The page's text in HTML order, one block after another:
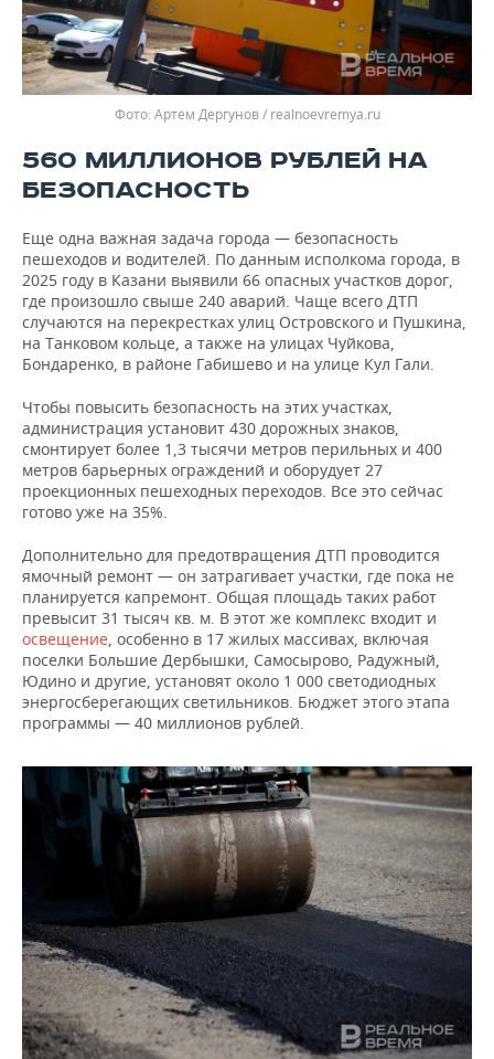
Артем Дергунов / realnoevremya.ru
560 МИЛЛИОНОВ РУБЛЕЙ НА
БЕЗОПАСНОСТЬ
Еще одна важная задача города — безопасность
пешеходов и водителей. По данным исполкома города, в
2025 году в Казани выявили 66 опасных участков дорог,
где произошло свыше 240 аварий. Чаще всего ДТП
случаются на перекрестках улиц Островского и Пушкина,
на Танковом кольце, а также на улицах Чуйкова,
Бондаренко, в районе Габишево и на улице Кул Гали.
Чтобы повысить безопасность на этих участках,
администрация установит 430 дорожных знаков,
смонтирует более 1,3 тысячи метров перильных и 400
метров барьерных ограждений и оборудует 27
проекционных пешеходных переходов. Все это сейчас
готово уже на 35%.
Дополнительно для предотвращения ДТП проводится
ямочный ремонт — он затрагивает участки, где пока не
планируется капремонт. Общая площадь таких работ
превысит 31 тысяч кв. м. В этот же комплекс входит и
освещение, особенно в 17 жилых массивах, включая
поселки Большие Дербышки, Самосырово, Радужный,
Юдино и другие, установят около 1 000 светодиодных
энергосберегающих светильников. Бюджет этого этапа
программы — 40 миллионов рублей.